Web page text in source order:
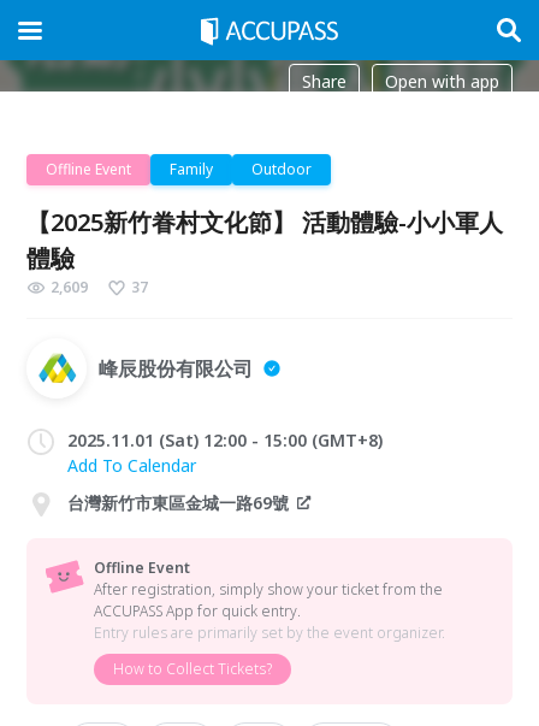
Share Open with app
Offline Event Family Outdoor
【2025新竹眷村文化節】 活動體驗-小小軍人
體驗
2,609 37
峰辰股份有限公司
2025.11.01 (Sat) 12:00 - 15:00 (GMT+8)
Add To Calendar
台灣新竹市東區金城一路69號
Offline Event
After registration, simply show your ticket from the
ACCUPASS App for quick entry.
Entry rules are primarily set by the event organizer.
How to Collect Tickets?